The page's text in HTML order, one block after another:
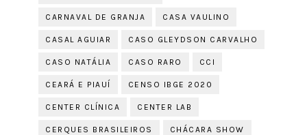
CARNAVAL DE GRANJA CASA VAULINO
CASAL AGUIAR CASO GLEYDSON CARVALHO
CASO NATÁLIA CASO RARO CCI
CEARÁ E PIAUÍ CENSO IBGE 2020
CENTER CLÍNICA CENTER LAB
CERQUES BRASILEIROS CHÁCARA SHOW